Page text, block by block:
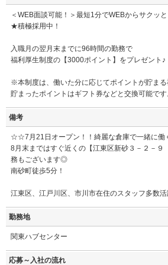
＜WEB面談可能！＞最短1分でWEBからサクッ
★積極採用中！
入職月の翌月末までに96時間の勤務で
福利厚生制度の【3000ポイント】をプレゼント♪
※本制度は、働いた分に応じてポイントが貯まる
貯まったポイントはギフト券などと交換可能です
備考
☆☆7月21日オープン！！綺麗な倉庫で一緒に働
8月末まではすぐ近くの【江東区新砂３－２－
務もございます◎
南砂町徒歩5分！
江東区、江戸川区、市川市在住のスタッフ多数活
勤務地
関東ハブセンター
応募～入社の流れ